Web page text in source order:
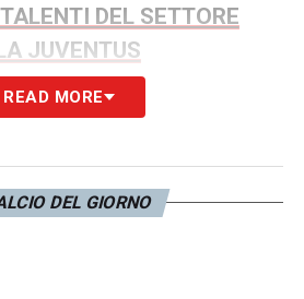
DEL SETTORE
JUVENTUS
NOSTRE TOP NEWS
READ MORE
DEL GIORNO